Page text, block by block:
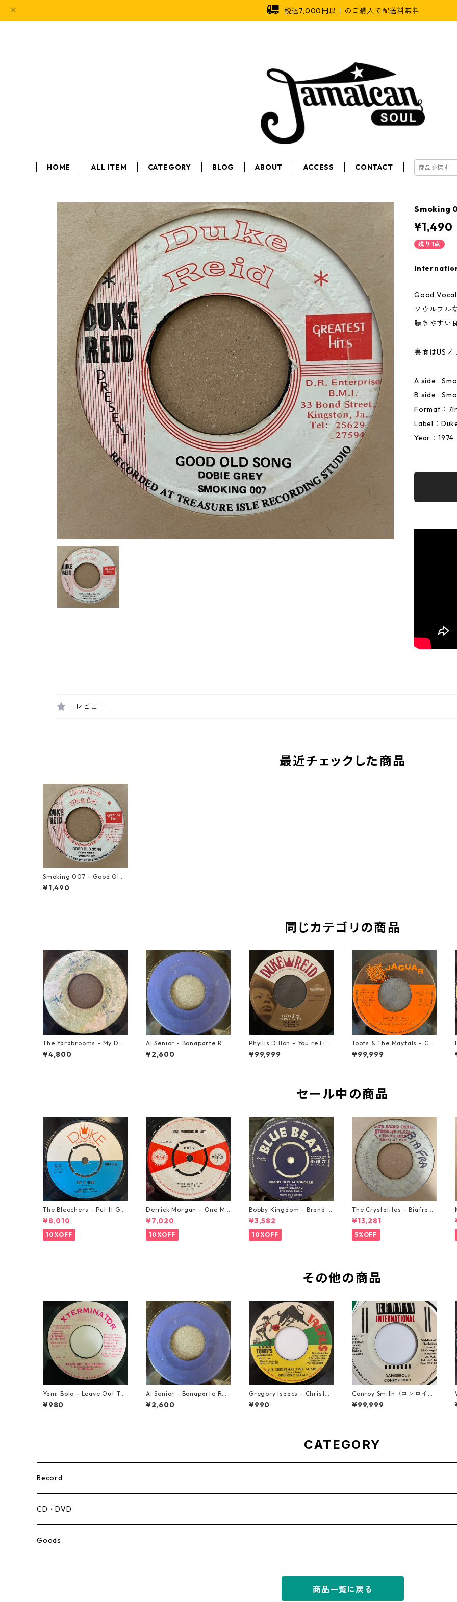
税込7,000円以上のご購入で配送料無料
HOME ALL ITEM CATEGORY BLOG ABOUT ACCESS CONTACT
Smoking
¥1,490
残り1点
Good
ソウルフル
聴きやすい
裏面はUSノ
A side :
B side :
Format：
Label：
Year：1974
レビュー
最近チェックした商品
Smoking 007 - Good Old
Song【7-21249】
¥1,490
同じカテゴリの商品
The Yardbrooms - My Des
ire【7-21922】
¥4,800
Al Senior - Bonaparte Ret
reat【7-21861】
¥2,600
Phyllis Dillon - You're Like
Heaven To Me【7-21913】
¥99,999
Toots & The Maytals - Cou
ntry Road【7-21951】
¥99,999
セール中の商品
The Bleechers - Put It Go
od 【7-21637】
¥8,010
10%OFF
Derrick Morgan – One Mo
rning In May【7-21653】
¥7,020
10%OFF
Bobby Kingdom - Brand N
ew Automobile【7-2088
9】
¥3,582
10%OFF
The Crystalites - Biafra
【7-21293】
¥13,281
5%OFF
その他の商品
Yami Bolo - Leave Out Th
e Badness 【7-10916】
¥980
Al Senior - Bonaparte Ret
reat【7-21861】
¥2,600
Gregory Isaacs - Christm
as Time Once Again【7-2
0589】
¥990
Conroy Smith（コンロイス
ミス） - Dangerous【7'】
¥99,999
CATEGORY
Record
Mento,Calypso,Ballad
Ska
CD・DVD
Goods
商品一覧に戻る